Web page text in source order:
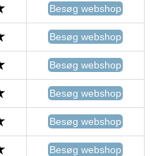
Besøg webshop
Besøg webshop
Besøg webshop
Besøg webshop
Besøg webshop
Besøg webshop